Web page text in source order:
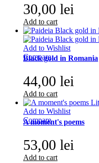
30,00 lei
Add to cart
Add to Wishlist
Compare
Black gold in Romania
44,00 lei
Add to cart
Add to Wishlist
Compare
A moment's poems
53,00 lei
Add to cart